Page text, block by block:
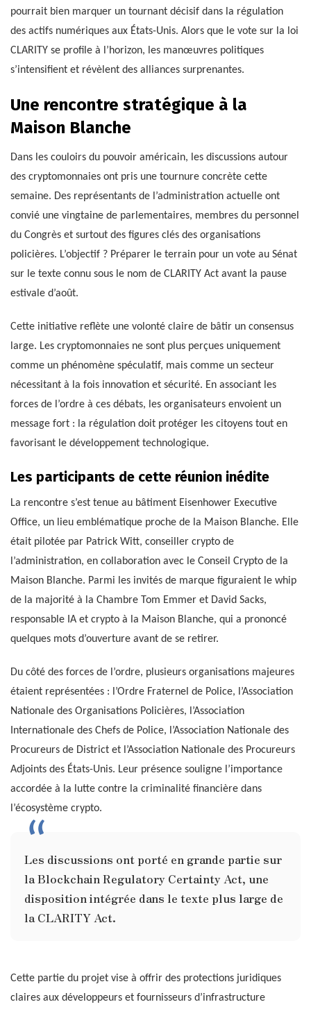
pourrait bien marquer un tournant décisif dans la régulation
des actifs numériques aux États-Unis. Alors que le vote sur la loi
CLARITY se profile à l’horizon, les manœuvres politiques
s’intensifient et révèlent des alliances surprenantes.
Une rencontre stratégique à la
Maison Blanche
Dans les couloirs du pouvoir américain, les discussions autour
des cryptomonnaies ont pris une tournure concrète cette
semaine. Des représentants de l’administration actuelle ont
convié une vingtaine de parlementaires, membres du personnel
du Congrès et surtout des figures clés des organisations
policières. L’objectif ? Préparer le terrain pour un vote au Sénat
sur le texte connu sous le nom de CLARITY Act avant la pause
estivale d’août.
Cette initiative reflète une volonté claire de bâtir un consensus
large. Les cryptomonnaies ne sont plus perçues uniquement
comme un phénomène spéculatif, mais comme un secteur
nécessitant à la fois innovation et sécurité. En associant les
forces de l’ordre à ces débats, les organisateurs envoient un
message fort : la régulation doit protéger les citoyens tout en
favorisant le développement technologique.
Les participants de cette réunion inédite
La rencontre s’est tenue au bâtiment Eisenhower Executive
Office, un lieu emblématique proche de la Maison Blanche. Elle
était pilotée par Patrick Witt, conseiller crypto de
l’administration, en collaboration avec le Conseil Crypto de la
Maison Blanche. Parmi les invités de marque figuraient le whip
de la majorité à la Chambre Tom Emmer et David Sacks,
responsable IA et crypto à la Maison Blanche, qui a prononcé
quelques mots d’ouverture avant de se retirer.
Du côté des forces de l’ordre, plusieurs organisations majeures
étaient représentées : l’Ordre Fraternel de Police, l’Association
Nationale des Organisations Policières, l’Association
Internationale des Chefs de Police, l’Association Nationale des
Procureurs de District et l’Association Nationale des Procureurs
Adjoints des États-Unis. Leur présence souligne l’importance
accordée à la lutte contre la criminalité financière dans
l’écosystème crypto.
Les discussions ont porté en grande partie sur
la Blockchain Regulatory Certainty Act, une
disposition intégrée dans le texte plus large de
la CLARITY Act.
Cette partie du projet vise à offrir des protections juridiques
claires aux développeurs et fournisseurs d’infrastructure